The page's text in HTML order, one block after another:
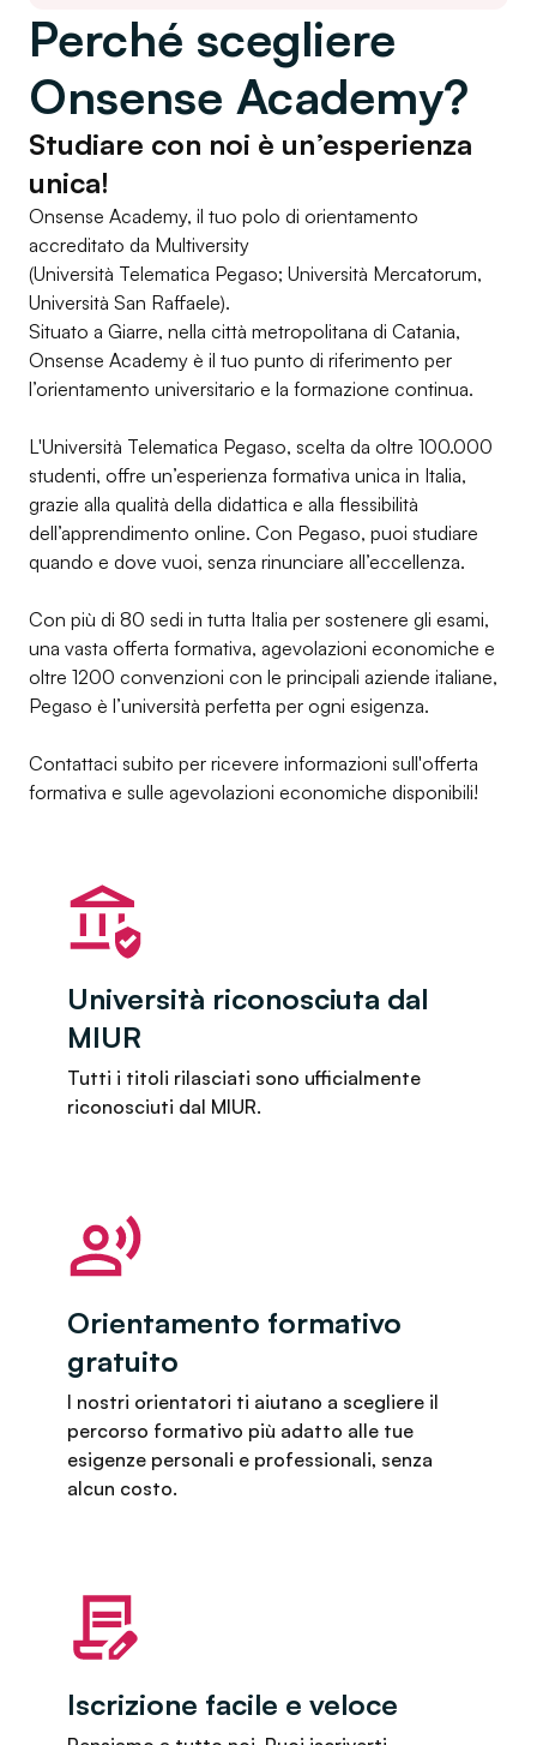
Perché scegliere
Onsense Academy?
Studiare con noi è un’esperienza
unica!
Onsense Academy, il tuo polo di orientamento
accreditato da Multiversity
(Università Telematica Pegaso; Università Mercatorum,
Università San Raffaele).
Situato a Giarre, nella città metropolitana di Catania,
Onsense Academy è il tuo punto di riferimento per
l’orientamento universitario e la formazione continua.
L'Università Telematica Pegaso, scelta da oltre 100.000
studenti, offre un’esperienza formativa unica in Italia,
grazie alla qualità della didattica e alla flessibilità
dell’apprendimento online. Con Pegaso, puoi studiare
quando e dove vuoi, senza rinunciare all’eccellenza.
Con più di 80 sedi in tutta Italia per sostenere gli esami,
una vasta offerta formativa, agevolazioni economiche e
oltre 1200 convenzioni con le principali aziende italiane,
Pegaso è l’università perfetta per ogni esigenza.
Contattaci subito per ricevere informazioni sull'offerta
formativa e sulle agevolazioni economiche disponibili!
Università riconosciuta dal
MIUR
Tutti i titoli rilasciati sono ufficialmente
riconosciuti dal MIUR.
Orientamento formativo
gratuito
I nostri orientatori ti aiutano a scegliere il
percorso formativo più adatto alle tue
esigenze personali e professionali, senza
alcun costo.
Iscrizione facile e veloce